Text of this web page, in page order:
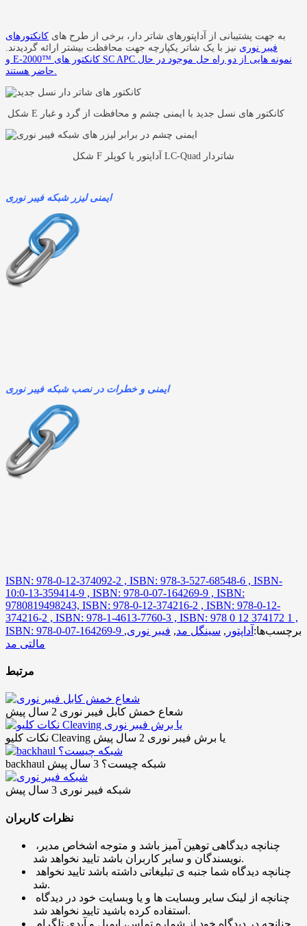
به جهت پشتیبانی از آداپتورهای شاتر دار، برخی از طرح های کانکتورهای
فیبر نوری نیز با یک شاتر یکپارچه جهت محافظت بیشتر ارائه گردیدند.
کانکتور های E-2000™ SC APC
شکل E کانکتور های نسل جدید با ایمنی چشم و محافظت از گرد و غبار
شکل F آداپتور یا کوپلر LC-Quad شاتردار
ایمنی لیزر شبکه فیبر نوری
ایمنی و خطرات در نصب شبکه فیبر نوری
ISBN: 978-0-12-374092-2 , ISBN: 978-3-527-68548-6 , ISBN-
10:0-13-359414-9 , ISBN: 978-0-07-164269-9 , ISBN:
9780819498243, ISBN: 978-0-12-374216-2 , ISBN: 978-0-12-
374216-2 , ISBN: 978-1-4613-7760-3 , ISBN: 978 0 12 374172 1 ,
ISBN: 978-0-07-164269-9
برچسب‌ها: آداپتور , سینگل مد, فیبر نوری,
مالتی مد
مرتبط
شعاع خمش کابل فیبر نوری 2 سال پیش
نکات کلیو Cleaving یا برش فیبر نوری 2 سال پیش
backhaul شبکه چیست؟ 3 سال پیش
شبکه فیبر نوری 3 سال پیش
نظرات کاربران
نویسندگان و سایر کاربران باشد تایید نخواهد شد.
شد.
استفاده کرده باشید تایید نخواهد شد.